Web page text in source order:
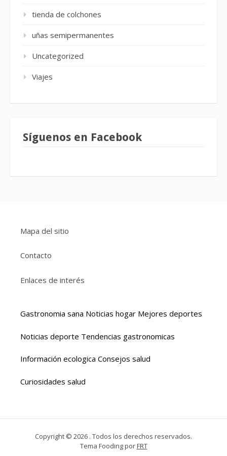
tienda de colchones
uñas semipermanentes
Uncategorized
Viajes
Síguenos en Facebook
Mapa del sitio
Contacto
Enlaces de interés
Gastronomia sana Noticias hogar Mejores deportes
Noticias deporte Tendencias gastronomicas
Información ecologica Consejos salud
Curiosidades salud
Copyright © 2026 . Todos los derechos reservados.
Tema Fooding porFRT